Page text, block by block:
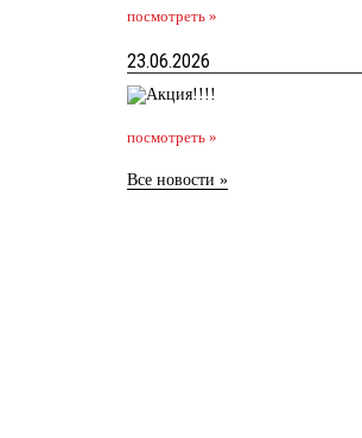
посмотреть »
23.06.2026
посмотреть »
Все новости »